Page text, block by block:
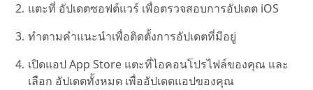
แตะที่ อัปเดตซอฟต์แวร์ เพื่อตรวจสอบการอัปเดต iOS
ทำตามคำแนะนำเพื่อติดตั้งการอัปเดตที่มีอยู่
เปิดแอป App Store แตะที่ไอคอนโปรไฟล์ของคุณ และ
เลือก อัปเดตทั้งหมด เพื่ออัปเดตแอปของคุณ